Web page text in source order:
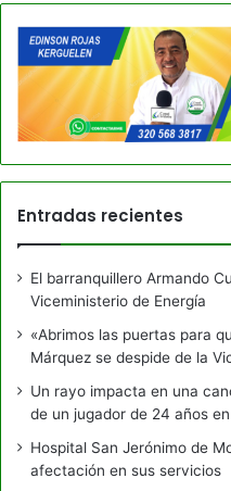
Entradas recientes
El barranquillero Armando
Viceministerio de Energía
«Abrimos las puertas para
Márquez se despide de la
Un rayo impacta en una
de un jugador de 24 años
Hospital San Jerónimo de
afectación en sus servicios